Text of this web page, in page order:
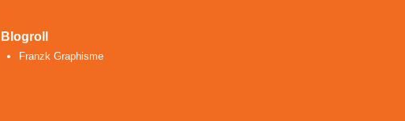
Blogroll
Franzk Graphisme